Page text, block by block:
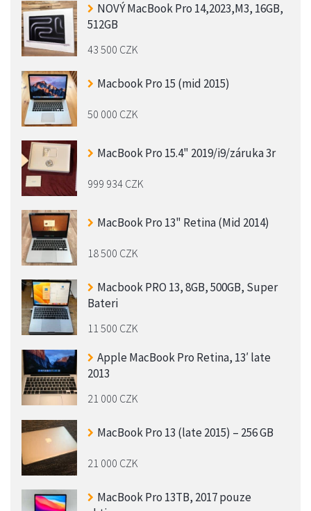
NOVÝ MacBook Pro 14,2023,M3, 16GB,
512GB
43 500 CZK
Macbook Pro 15 (mid 2015)
50 000 CZK
MacBook Pro 15.4" 2019/i9/záruka 3r
999 934 CZK
MacBook Pro 13" Retina (Mid 2014)
18 500 CZK
Macbook PRO 13, 8GB, 500GB, Super
Bateri
11 500 CZK
Apple MacBook Pro Retina, 13′ late
2013
21 000 CZK
MacBook Pro 13 (late 2015) – 256 GB
21 000 CZK
MacBook Pro 13TB, 2017 pouze